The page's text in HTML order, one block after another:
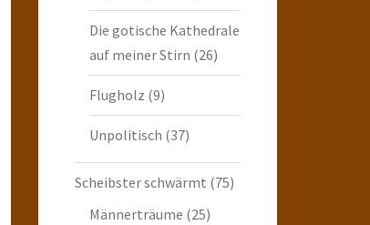
Die gotische Kathedrale
auf meiner Stirn (26)
Flugholz (9)
Unpolitisch (37)
Scheibster schwärmt (75)
Männerträume (25)